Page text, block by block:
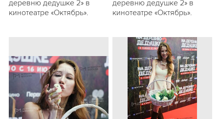
деревню дедушке 2» в
кинотеатре «Октябрь».
деревню дедушке 2» в
кинотеатре «Октябрь».